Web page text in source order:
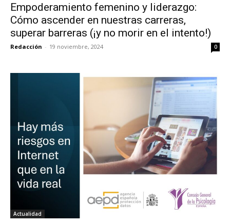
Empoderamiento femenino y liderazgo:
Cómo ascender en nuestras carreras,
superar barreras (¡y no morir en el intento!)
Redacción - 19 noviembre, 2024 0
Actualidad